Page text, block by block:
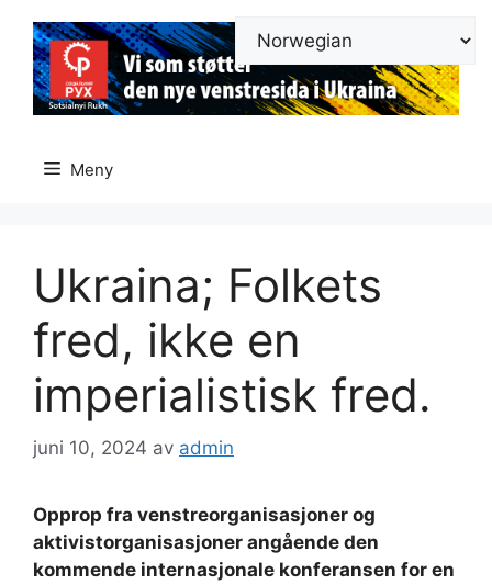
innhold
Meny
Ukraina; Folkets
fred, ikke en
imperialistisk fred.
juni 10, 2024 av admin
Opprop fra venstreorganisasjoner og
aktivistorganisasjoner angående den
kommende internasjonale konferansen for en